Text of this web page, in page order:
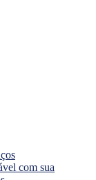
com sua